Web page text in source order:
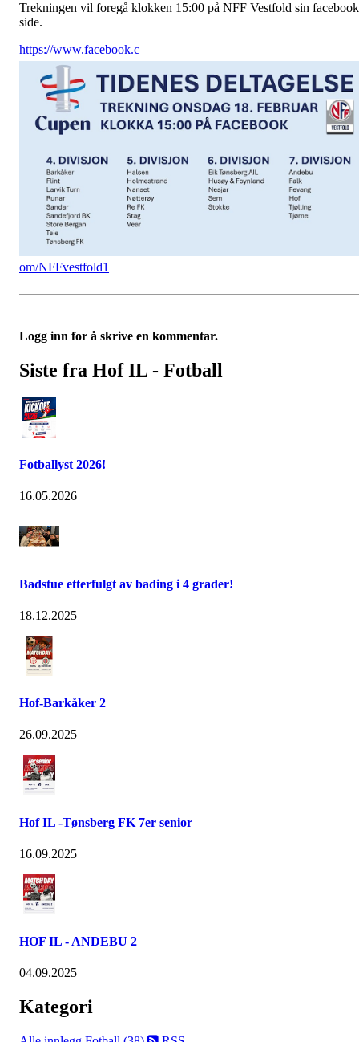
Trekningen vil foregå klokken 15:00 på NFF Vestfold sin
side.
https://www.facebook.c
om/NFFvestfold1
Logg inn for å skrive en kommentar.
Siste fra Hof IL - Fotball
Fotballyst 2026!
16.05.2026
Badstue etterfulgt av bading i 4 grader!
18.12.2025
Hof-Barkåker 2
26.09.2025
Hof IL -Tønsberg FK 7er senior
16.09.2025
HOF IL - ANDEBU 2
04.09.2025
Kategori